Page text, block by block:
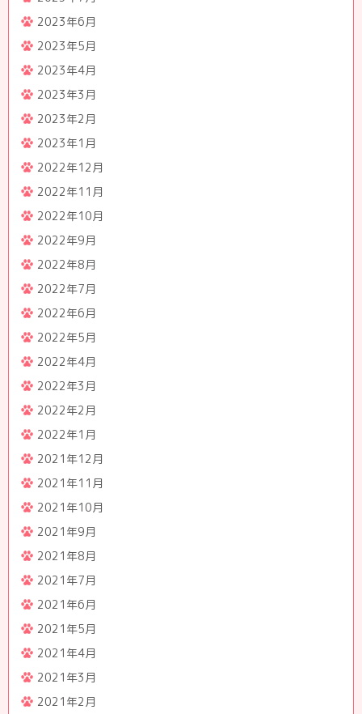
2023年6月
2023年5月
2023年4月
2023年3月
2023年2月
2023年1月
2022年12月
2022年11月
2022年10月
2022年9月
2022年8月
2022年7月
2022年6月
2022年5月
2022年4月
2022年3月
2022年2月
2022年1月
2021年12月
2021年11月
2021年10月
2021年9月
2021年8月
2021年7月
2021年6月
2021年5月
2021年4月
2021年3月
2021年2月